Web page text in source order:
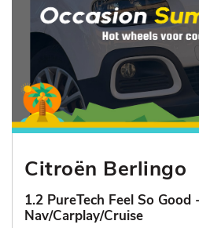
Citroën Berlingo
1.2 PureTech Feel So Good
Nav/Carplay/Cruise